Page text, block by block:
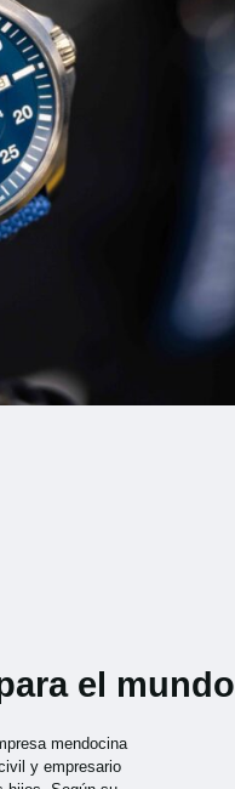
el mundo
mendocina
y empresario